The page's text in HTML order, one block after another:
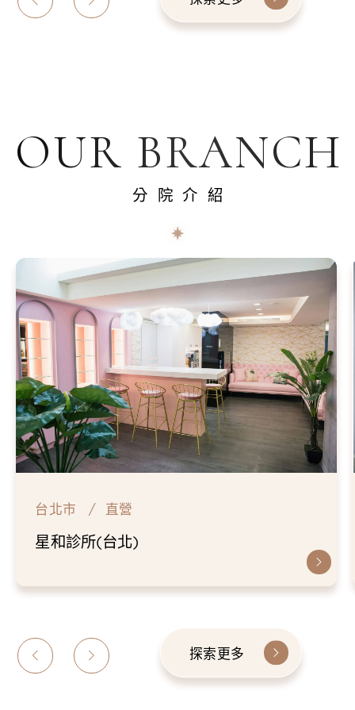
OUR BRANCH
分院介紹
台北市 直營
星和診所(台北)
探索更多